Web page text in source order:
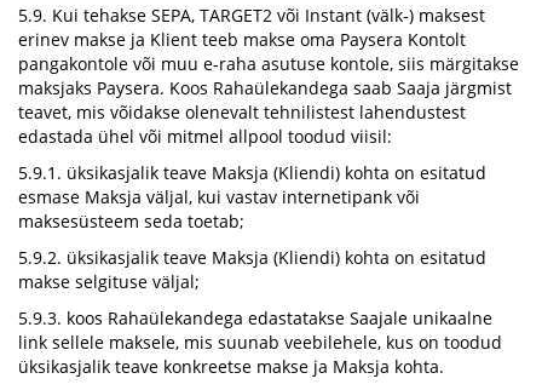
5.9. Kui tehakse SEPA, TARGET2 või Instant (välk-) maksest
erinev makse ja Klient teeb makse oma Paysera Kontolt
pangakontole või muu e-raha asutuse kontole, siis märgitakse
maksjaks Paysera. Koos Rahaülekandega saab Saaja järgmist
teavet, mis võidakse olenevalt tehnilistest lahendustest
edastada ühel või mitmel allpool toodud viisil:
5.9.1. üksikasjalik teave Maksja (Kliendi) kohta on esitatud
esmase Maksja väljal, kui vastav internetipank või
maksesüsteem seda toetab;
5.9.2. üksikasjalik teave Maksja (Kliendi) kohta on esitatud
makse selgituse väljal;
5.9.3. koos Rahaülekandega edastatakse Saajale unikaalne
link sellele maksele, mis suunab veebilehele, kus on toodud
üksikasjalik teave konkreetse makse ja Maksja kohta.